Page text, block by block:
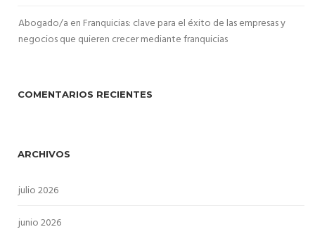
Abogado/a en Franquicias: clave para el éxito de las empresas y
negocios que quieren crecer mediante franquicias
COMENTARIOS RECIENTES
ARCHIVOS
julio 2026
junio 2026